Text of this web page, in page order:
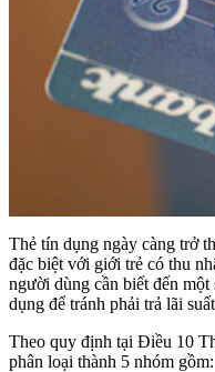
Thẻ tín dụng ngày càng trở
đặc biệt với giới trẻ có thu
người dùng cần biết đến
dụng để tránh phải trả lãi
Theo quy định tại Điều 10
phân loại thành 5 nhóm gồm: